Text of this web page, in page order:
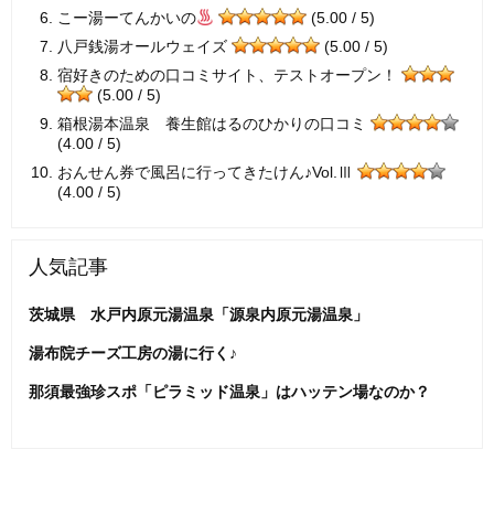
こー湯ーてんかいの
(5.00 / 5)
八戸銭湯オールウェイズ
(5.00 / 5)
宿好きのための口コミサイト、テストオープン！
(5.00 / 5)
箱根湯本温泉 養生館はるのひかりの口コミ
(4.00 / 5)
おんせん券で風呂に行ってきたけん♪Vol.Ⅲ
(4.00 / 5)
人気記事
茨城県 水戸内原元湯温泉「源泉内原元湯温泉」
湯布院チーズ工房の湯に行く♪
那須最強珍スポ「ピラミッド温泉」はハッテン場なのか？